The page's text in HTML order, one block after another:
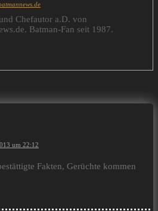
Chefautor a.D. von
Batman-Fan seit 1987.
um 22:12
Fakten, Gerüchte kommen